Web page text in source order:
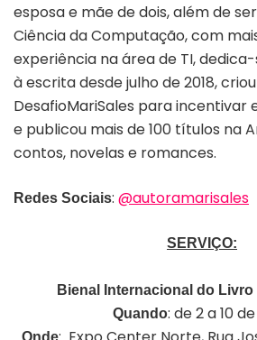
esposa e mãe de dois, além de
Ciência da Computação, com
experiência na área de TI,
à escrita desde julho de 2018,
DesafioMariSales para incentivar
e publicou mais de 100 títulos na
contos, novelas e romances.
Redes Sociais: @autoramarisales
SERVIÇO:
Bienal Internacional do Livro
Quando: de 2 a 10
Onde